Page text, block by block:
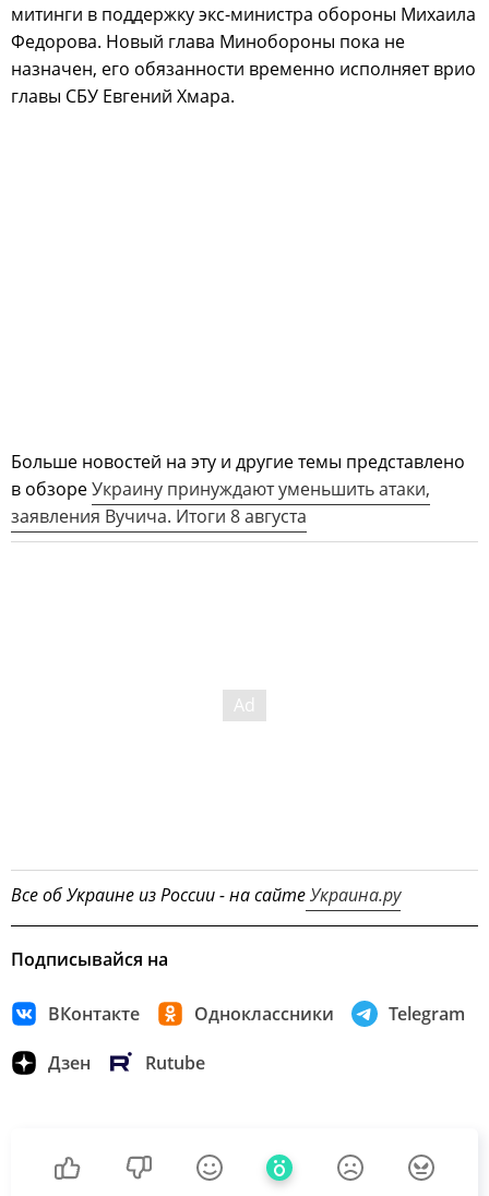
митинги в поддержку экс-министра обороны Михаила
Федорова. Новый глава Минобороны пока не
назначен, его обязанности временно исполняет врио
главы СБУ Евгений Хмара.
Больше новостей на эту и другие темы представлено
в обзореУкраину принуждают уменьшить атаки,
заявления Вучича. Итоги 8 августа
Все об Украине из России - на сайтеУкраина.ру
Подписывайся на
ВКонтакте Одноклассники Telegram
Дзен Rutube